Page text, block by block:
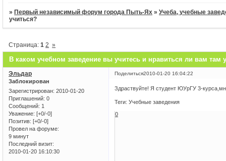
»Первый независимый форум города Пыть-Ях »Учеба, учебные
учиться?
В каком учебном заведение вы учитесь и нравиться ли вам там
Страница:1 2 »
Поделиться2010-01-20 16:04:22
Эльдар
Заблокирован
Зарегистрирован: 2010-01-20
Приглашений: 0
Сообщений: 1
Уважение: [+0/-0]
Позитив: [+0/-0]
Провел на форуме:
9 минут
Последний визит:
2010-01-20 16:10:30
Здраствуйте! Я студент ЮУрГУ 3-
Теги: Учебные заведения
0